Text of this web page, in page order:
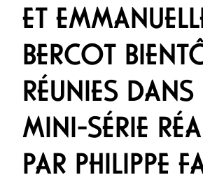
ET
BERCOT
RÉUNIES DANS
MINI-SÉRIE
PAR PHILIPPE